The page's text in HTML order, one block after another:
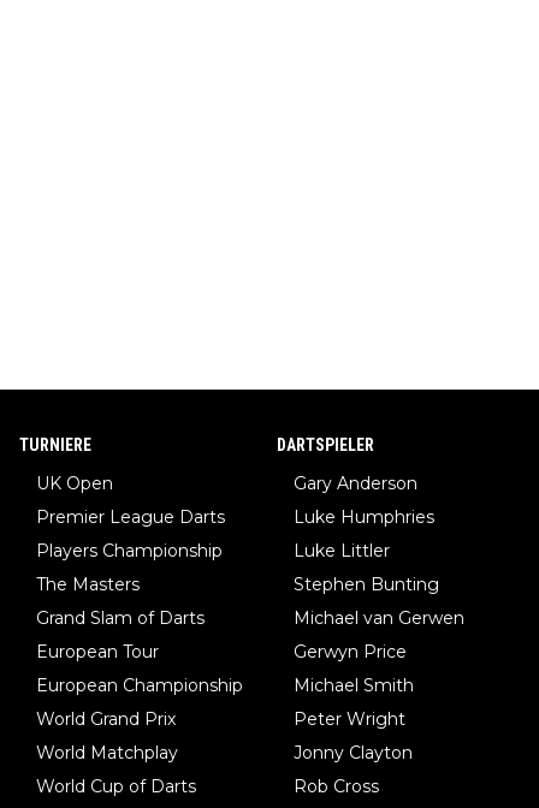
TURNIERE
UK Open
Premier League Darts
Players Championship
The Masters
Grand Slam of Darts
European Tour
European Championship
World Grand Prix
World Matchplay
World Cup of Darts
DARTSPIELER
Gary Anderson
Luke Humphries
Luke Littler
Stephen Bunting
Michael van Gerwen
Gerwyn Price
Michael Smith
Peter Wright
Jonny Clayton
Rob Cross